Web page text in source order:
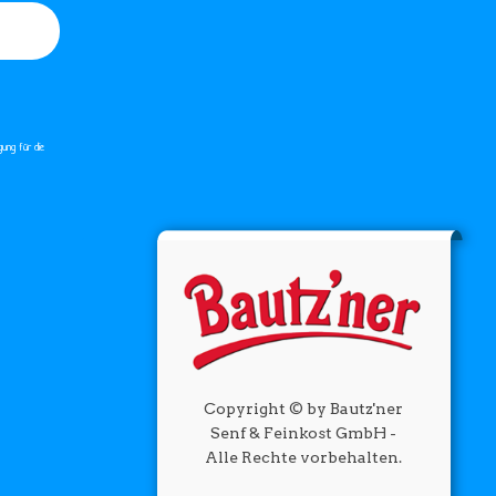
für die
Copyright © by Bautz'ner
Senf & Feinkost GmbH -
Alle Rechte vorbehalten.